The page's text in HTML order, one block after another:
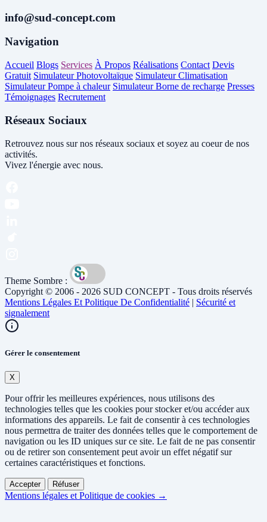
info@sud-concept.com
Navigation
Accueil Blogs Services À Propos Réalisations Contact Devis
Gratuit Simulateur Photovoltaïque Simulateur Climatisation
Simulateur Pompe à chaleur Simulateur Borne de recharge Presses
Témoignages Recrutement
Réseaux Sociaux
Retrouvez nous sur nos réseaux sociaux et soyez au coeur de nos
activités.
Vivez l'énergie avec nous.
Theme Sombre :
Copyright © 2006 - 2026 SUD CONCEPT - Tous droits réservés
Mentions Légales Et Politique De Confidentialité | Sécurité et
signalement
Gérer le consentement
X
Pour offrir les meilleures expériences, nous utilisons des
technologies telles que les cookies pour stocker et/ou accéder aux
informations des appareils. Le fait de consentir à ces technologies
nous permettra de traiter des données telles que le comportement de
navigation ou les ID uniques sur ce site. Le fait de ne pas consentir
ou de retirer son consentement peut avoir un effet négatif sur
certaines caractéristiques et fonctions.
Accepter Réfuser
Mentions légales et Politique de cookies →